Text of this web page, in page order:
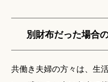
別財布だった場合
共働き夫婦の方々は、生